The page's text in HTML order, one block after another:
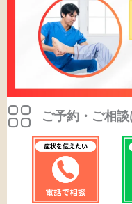
ご予約・ご相